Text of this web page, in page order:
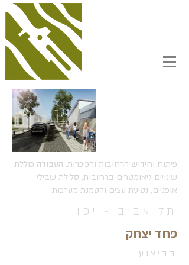
פיתוח וחידוש הרחובות והכיכרות. העבודה כוללת
שינויים גיאומטרים ברחובות, סלילת שבילי
אופניים, נטיעת עצים והטמנת מערכות.
תל אביב - יפו
פחד יצחק
בביצוע